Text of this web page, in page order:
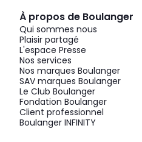
À propos de Boulanger
Qui sommes nous
Plaisir partagé
L'espace Presse
Nos services
Nos marques Boulanger
SAV marques Boulanger
Le Club Boulanger
Fondation Boulanger
Client professionnel
Boulanger INFINITY